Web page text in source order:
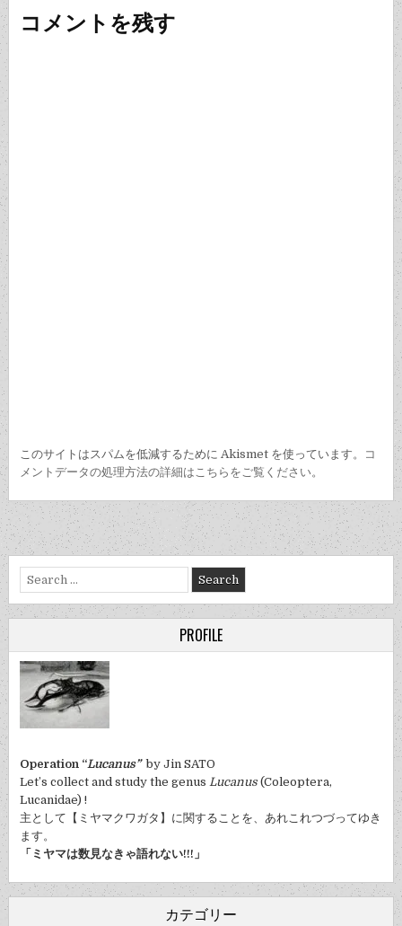
ゲ
ョ
コメントを残す
このサイトはスパムを低減するために Akismet を使っています。
コ
メントデータの処理方法の詳細はこちらをご覧ください。
Search
for:
PROFILE
Operation “Lucanus” by Jin SATO
Let’s collect and study the genusLucanus (Coleoptera,
Lucanidae) !
主として【ミヤマクワガタ】に関することを、あれこれつづってゆき
ます。
「ミヤマは数見なきゃ語れない!!!」
カテゴリー